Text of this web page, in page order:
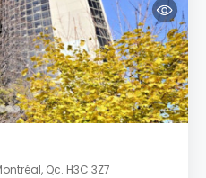
Qc. H3C 3Z7